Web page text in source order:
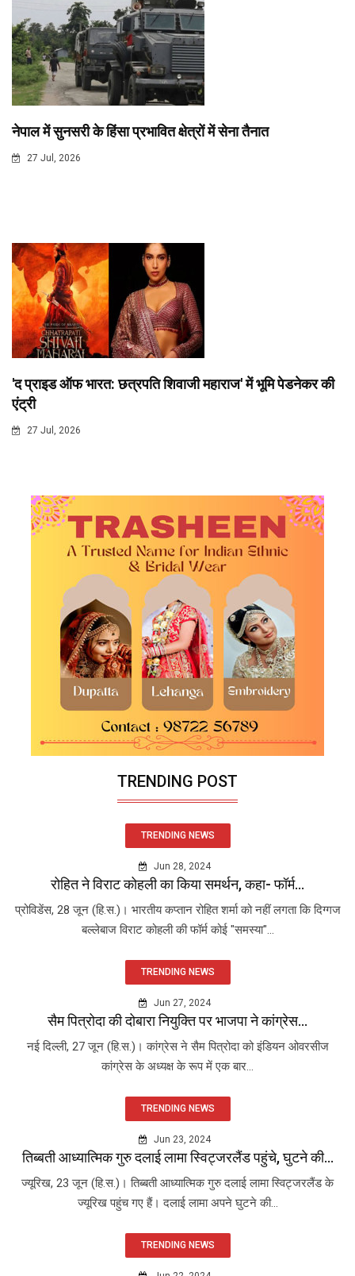
नेपाल में सुनसरी के हिंसा प्रभावित क्षेत्रों में सेना तैनात
27 Jul, 2026
'द प्राइड ऑफ भारत: छत्रपति शिवाजी महाराज' में भूमि पेडनेकर की
एंट्री
27 Jul, 2026
TRENDING POST
TRENDING NEWS
Jun 28, 2024
रोहित ने विराट कोहली का किया समर्थन, कहा- फॉर्म...
प्रोविडेंस, 28 जून (हि.स.)। भारतीय कप्तान रोहित शर्मा को नहीं लगता कि दिग्गज
बल्लेबाज विराट कोहली की फॉर्म कोई "समस्या"...
TRENDING NEWS
Jun 27, 2024
सैम पित्रोदा की दोबारा नियुक्ति पर भाजपा ने कांग्रेस...
नई दिल्ली, 27 जून (हि.स.)। कांग्रेस ने सैम पित्रोदा को इंडियन ओवरसीज
कांग्रेस के अध्यक्ष के रूप में एक बार...
TRENDING NEWS
Jun 23, 2024
तिब्बती आध्यात्मिक गुरु दलाई लामा स्विट्जरलैंड पहुंचे, घुटने की...
ज्यूरिख, 23 जून (हि.स.)। तिब्बती आध्यात्मिक गुरु दलाई लामा स्विट्जरलैंड के
ज्यूरिख पहुंच गए हैं। दलाई लामा अपने घुटने की...
TRENDING NEWS